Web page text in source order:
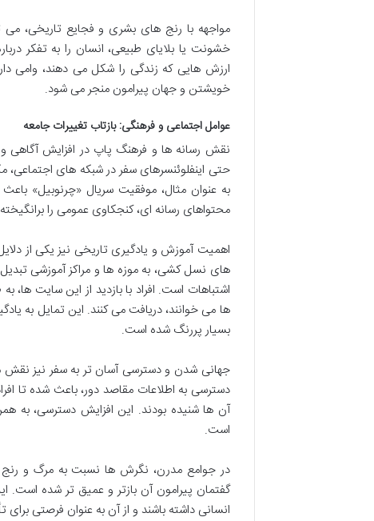
مواجهه با رنج های بشری و فجایع تاریخی،
خشونت یا بلایای طبیعی، انسان را به تفکر
ارزش هایی که زندگی را شکل می دهند، وامی
خویشتن و جهان پیرامون منجر می شود.
عوامل اجتماعی و فرهنگی: بازتاب تغییرات جامعه
نقش رسانه ها و فرهنگ پاپ در افزایش آگاهی و
حتی اینفلوئنسرهای سفر در شبکه های اجتماعی،
به عنوان مثال، موفقیت سریال «چرنوبیل»
محتواهای رسانه ای، کنجکاوی عمومی را
اهمیت آموزش و یادگیری تاریخی نیز یکی از
های نسل کشی، به موزه ها و مراکز آموزشی
اشتباهات است. افراد با بازدید از این سایت
ها می خوانند، دریافت می کنند. این تمایل به
بسیار پررنگ شده است.
جهانی شدن و دسترسی آسان تر به سفر نیز
دسترسی به اطلاعات مقاصد دور، باعث شده تا
آن ها شنیده بودند. این افزایش دسترسی، به
است.
در جوامع مدرن، نگرش ها نسبت به مرگ و رنج
گفتمان پیرامون آن بازتر و عمیق تر شده است.
انسانی داشته باشند و از آن به عنوان فرصتی برای